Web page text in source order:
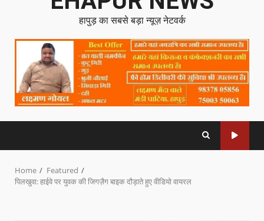
हापुड़ का सबसे बड़ा न्यूज़ नेटवर्क
Home
Featured
पिलखुवा: हाईवे पर युवक की जिगज़ैग बाइक दौड़ाते हुए वीडियो वायरल